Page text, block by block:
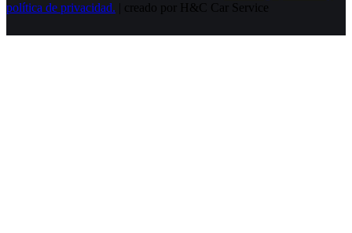
política de privacidad. | creado por H&C Car Service